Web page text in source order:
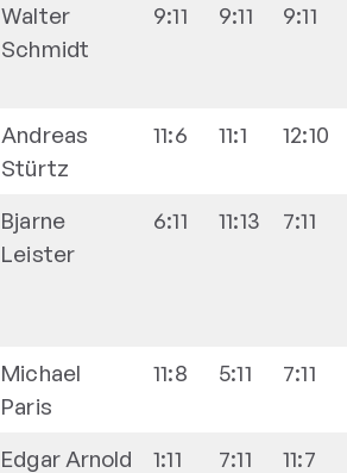
Walter
Schmidt
9:11 9:11 9:11
Andreas
Stürtz
11:6 11:1 12:10
Bjarne
Leister
6:11 11:13 7:11
Michael
Paris
11:8 5:11 7:11
Edgar Arnold 1:11 7:11 11:7